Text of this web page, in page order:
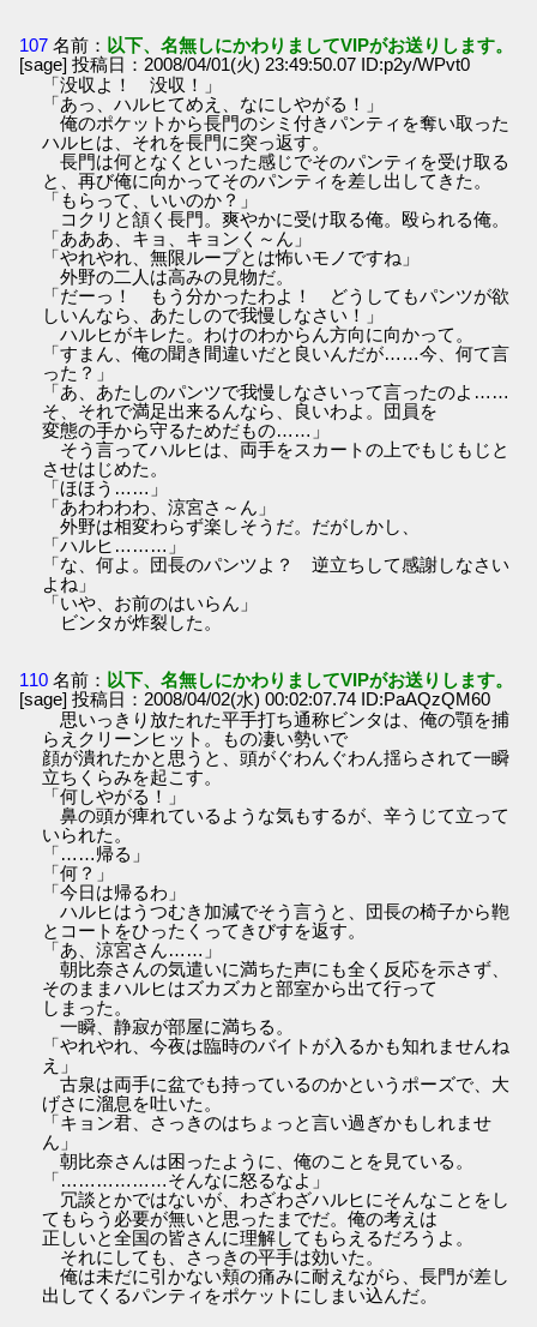
107 名前： 以下、名無しにかわりましてVIPがお送りします。
[sage] 投稿日：2008/04/01(火) 23:49:50.07 ID:p2y/WPvt0
「没収よ！ 没収！」
「あっ、ハルヒてめえ、なにしやがる！」
俺のポケットから長門のシミ付きパンティを奪い取った
ハルヒは、それを長門に突っ返す。
長門は何となくといった感じでそのパンティを受け取る
と、再び俺に向かってそのパンティを差し出してきた。
「もらって、いいのか？」
コクリと頷く長門。爽やかに受け取る俺。殴られる俺。
「あああ、キョ、キョンく～ん」
「やれやれ、無限ループとは怖いモノですね」
外野の二人は高みの見物だ。
「だーっ！ もう分かったわよ！ どうしてもパンツが欲
しいんなら、あたしので我慢しなさい！」
ハルヒがキレた。わけのわからん方向に向かって。
「すまん、俺の聞き間違いだと良いんだが……今、何て言
った？」
「あ、あたしのパンツで我慢しなさいって言ったのよ……
そ、それで満足出来るんなら、良いわよ。団員を
変態の手から守るためだもの……」
そう言ってハルヒは、両手をスカートの上でもじもじと
させはじめた。
「ほほう……」
「あわわわわ、涼宮さ～ん」
外野は相変わらず楽しそうだ。だがしかし、
「ハルヒ………」
「な、何よ。団長のパンツよ？ 逆立ちして感謝しなさい
よね」
「いや、お前のはいらん」
ビンタが炸裂した。
110 名前： 以下、名無しにかわりましてVIPがお送りします。
[sage] 投稿日：2008/04/02(水) 00:02:07.74 ID:PaAQzQM60
思いっきり放たれた平手打ち通称ビンタは、俺の顎を捕
らえクリーンヒット。もの凄い勢いで
顔が潰れたかと思うと、頭がぐわんぐわん揺らされて一瞬
立ちくらみを起こす。
「何しやがる！」
鼻の頭が痺れているような気もするが、辛うじて立って
いられた。
「……帰る」
「何？」
「今日は帰るわ」
ハルヒはうつむき加減でそう言うと、団長の椅子から鞄
とコートをひったくってきびすを返す。
「あ、涼宮さん……」
朝比奈さんの気遣いに満ちた声にも全く反応を示さず、
そのままハルヒはズカズカと部室から出て行って
しまった。
一瞬、静寂が部屋に満ちる。
「やれやれ、今夜は臨時のバイトが入るかも知れませんね
え」
古泉は両手に盆でも持っているのかというポーズで、大
げさに溜息を吐いた。
「キョン君、さっきのはちょっと言い過ぎかもしれませ
ん」
朝比奈さんは困ったように、俺のことを見ている。
「………………そんなに怒るなよ」
冗談とかではないが、わざわざハルヒにそんなことをし
てもらう必要が無いと思ったまでだ。俺の考えは
正しいと全国の皆さんに理解してもらえるだろうよ。
それにしても、さっきの平手は効いた。
俺は未だに引かない頬の痛みに耐えながら、長門が差し
出してくるパンティをポケットにしまい込んだ。